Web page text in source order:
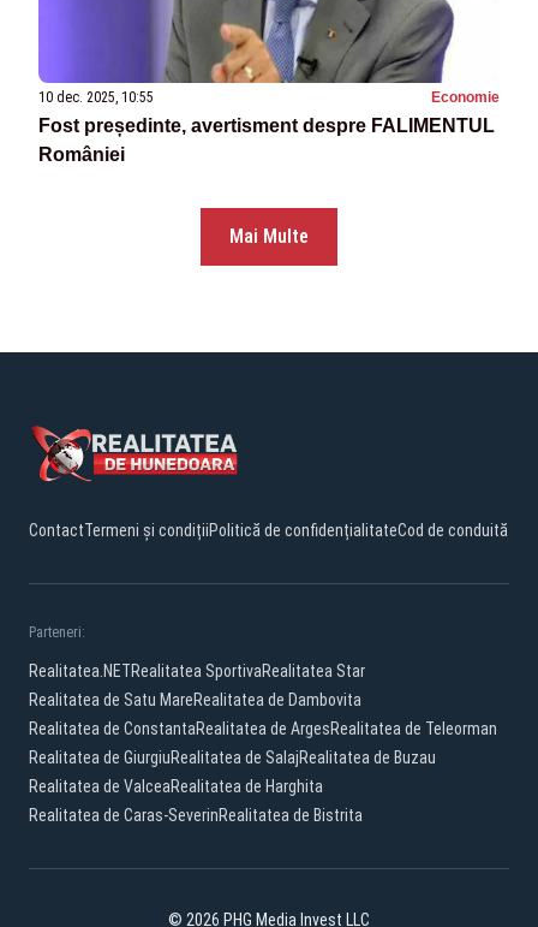
10 dec. 2025, 10:55 Economie
Fost președinte, avertisment despre FALIMENTUL
României
Mai Multe
ContactTermeni și condițiiPolitică de confidențialitateCod de conduită
Parteneri:
Realitatea.NETRealitatea SportivaRealitatea Star
Realitatea de Satu MareRealitatea de Dambovita
Realitatea de ConstantaRealitatea de ArgesRealitatea de Teleorman
Realitatea de GiurgiuRealitatea de SalajRealitatea de Buzau
Realitatea de ValceaRealitatea de Harghita
Realitatea de Caras-SeverinRealitatea de Bistrita
© 2026 PHG Media Invest LLC